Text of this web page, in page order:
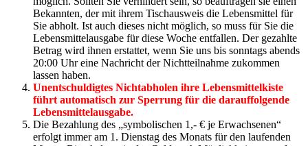
Bekannten, der mit ihrem Tischausweis die Lebensmittel für
Sie abholt. Ist auch dieses nicht möglich, so muss für Sie die
Lebensmittelausgabe für diese Woche entfallen. Der gezahlte
Betrag wird ihnen erstattet, wenn Sie uns bis sonntags abends
20:00 Uhr eine Nachricht der Nichtteilnahme zukommen
lassen haben.
Unentschuldigtes Nichtabholen ihre Lebensmittelkiste
führt automatisch zur Sperrung für die darauffolgende
Lebensmittelausgabe.
Die Bezahlung des „symbolischen 1,- € je Erwachsenen“
erfolgt immer am 1. Dienstag des Monats für den laufenden